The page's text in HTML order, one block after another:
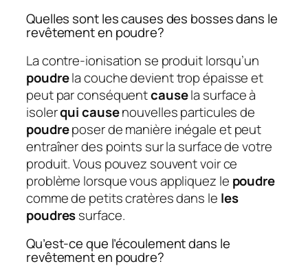
Quelles sont les causes des bosses dans le
revêtement en poudre?
La contre-ionisation se produit lorsqu’un
poudrela couche devient trop épaisse et
peut par conséquentcausela surface à
isolerqui causenouvelles particules de
poudreposer de manière inégale et peut
entraîner des points sur la surface de votre
produit. Vous pouvez souvent voir ce
problème lorsque vous appliquez le poudre
comme de petits cratères dans le les
poudressurface.
Qu’est-ce que l’écoulement dans le
revêtement en poudre?